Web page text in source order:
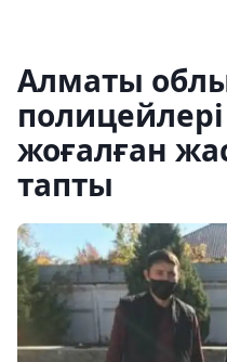
Алматы
жоғалған
тапты